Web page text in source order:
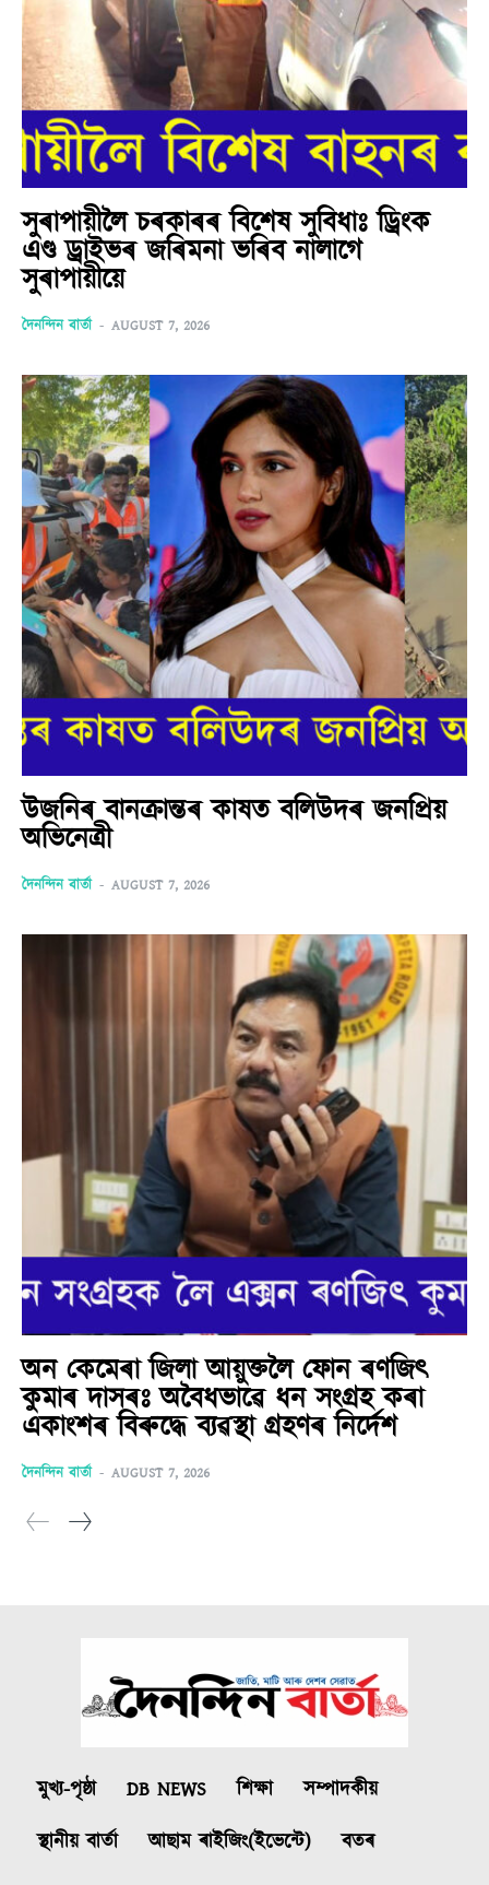
সুৰাপায়ীলৈ চৰকাৰৰ বিশেষ সুবিধাঃ ড্ৰিংক
এণ্ড ড্ৰাইভৰ জৰিমনা ভৰিব নালাগে
সুৰাপায়ীয়ে
দৈনন্দিন বাৰ্তা - AUGUST 7, 2026
উজনিৰ বানক্ৰান্তৰ কাষত বলিউদৰ জনপ্ৰিয়
অভিনেত্ৰী
দৈনন্দিন বাৰ্তা - AUGUST 7, 2026
অন কেমেৰা জিলা আয়ুক্তলৈ ফোন ৰণজিৎ
কুমাৰ দাসৰঃ অবৈধভাৱে ধন সংগ্ৰহ কৰা
একাংশৰ বিৰুদ্ধে ব্যৱস্থা গ্ৰহণৰ নিৰ্দেশ
দৈনন্দিন বাৰ্তা - AUGUST 7, 2026
মুখ্য-পৃষ্ঠা DB NEWS শিক্ষা
সম্পাদকীয়
স্থানীয় বাৰ্তা
আছাম ৰাইজিং(ইভেন্টে)
বতৰ